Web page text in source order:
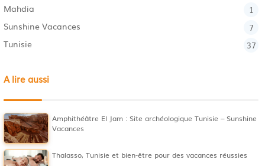
Mahdia 1
Sunshine Vacances 7
Tunisie 37
A lire aussi
Amphithéâtre El Jam : Site archéologique Tunisie – Sunshine
Vacances
Thalasso, Tunisie et bien-être pour des vacances réussies